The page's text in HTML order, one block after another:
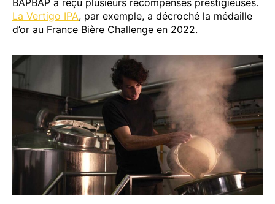
BAPBAP a reçu plusieurs récompenses prestigieuses.
La Vertigo IPA, par exemple, a décroché la médaille
d’or au France Bière Challenge en 2022.